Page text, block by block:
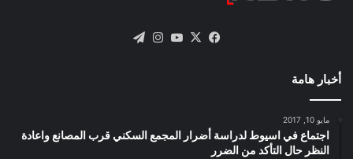
فيسبوك
X يوتيوبانستقرام
أخبار هامة
مايو 10, 2017
اجتماع في اسيوط لدراسة أضرار المجمع السكني قرب المصانع واعادة
النظر حال التأكد من الضرر